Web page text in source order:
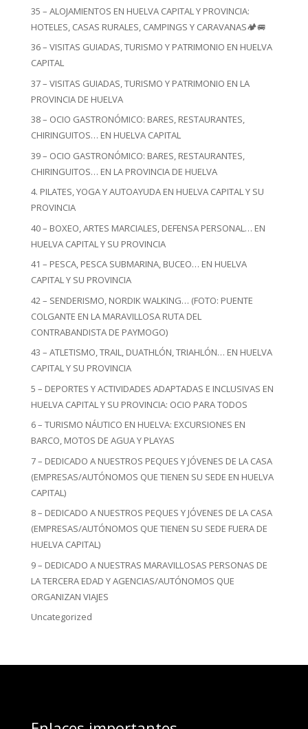
35 – ALOJAMIENTOS EN HUELVA CAPITAL Y PROVINCIA:
HOTELES, CASAS RURALES, CAMPINGS Y CARAVANAS🏕️🚐
36 – VISITAS GUIADAS, TURISMO Y PATRIMONIO EN HUELVA
CAPITAL
37 – VISITAS GUIADAS, TURISMO Y PATRIMONIO EN LA
PROVINCIA DE HUELVA
38 – OCIO GASTRONÓMICO: BARES, RESTAURANTES,
CHIRINGUITOS… EN HUELVA CAPITAL
39 – OCIO GASTRONÓMICO: BARES, RESTAURANTES,
CHIRINGUITOS… EN LA PROVINCIA DE HUELVA
4. PILATES, YOGA Y AUTOAYUDA EN HUELVA CAPITAL Y SU
PROVINCIA
40 – BOXEO, ARTES MARCIALES, DEFENSA PERSONAL… EN
HUELVA CAPITAL Y SU PROVINCIA
41 – PESCA, PESCA SUBMARINA, BUCEO… EN HUELVA
CAPITAL Y SU PROVINCIA
42 – SENDERISMO, NORDIK WALKING… (FOTO: PUENTE
COLGANTE EN LA MARAVILLOSA RUTA DEL
CONTRABANDISTA DE PAYMOGO)
43 – ATLETISMO, TRAIL, DUATHLÓN, TRIAHLÓN… EN HUELVA
CAPITAL Y SU PROVINCIA
5 – DEPORTES Y ACTIVIDADES ADAPTADAS E INCLUSIVAS EN
HUELVA CAPITAL Y SU PROVINCIA: OCIO PARA TODOS
6 – TURISMO NÁUTICO EN HUELVA: EXCURSIONES EN
BARCO, MOTOS DE AGUA Y PLAYAS
7 – DEDICADO A NUESTROS PEQUES Y JÓVENES DE LA CASA
(EMPRESAS/AUTÓNOMOS QUE TIENEN SU SEDE EN HUELVA
CAPITAL)
8 – DEDICADO A NUESTROS PEQUES Y JÓVENES DE LA CASA
(EMPRESAS/AUTÓNOMOS QUE TIENEN SU SEDE FUERA DE
HUELVA CAPITAL)
9 – DEDICADO A NUESTRAS MARAVILLOSAS PERSONAS DE
LA TERCERA EDAD Y AGENCIAS/AUTÓNOMOS QUE
ORGANIZAN VIAJES
Uncategorized